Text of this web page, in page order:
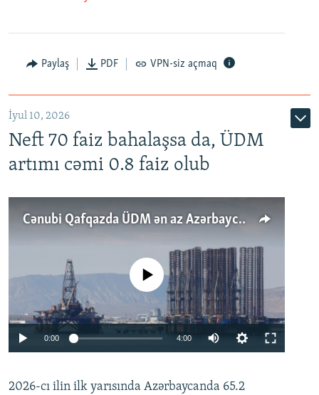
Paylaş PDF VPN-siz açmaq
İyul 10, 2026
Neft 70 faiz bahalaşsa da, ÜDM
artımı cəmi 0.8 faiz olub
Cənubi Qafqazda ÜDM ən az Azərbaycanda artır: Qonşuları niyə Bakını qabaqlaya bilir?
No media source currently available
0:00 4:00
360p
2026-cı ilin ilk yarısında Azərbaycanda 65.2